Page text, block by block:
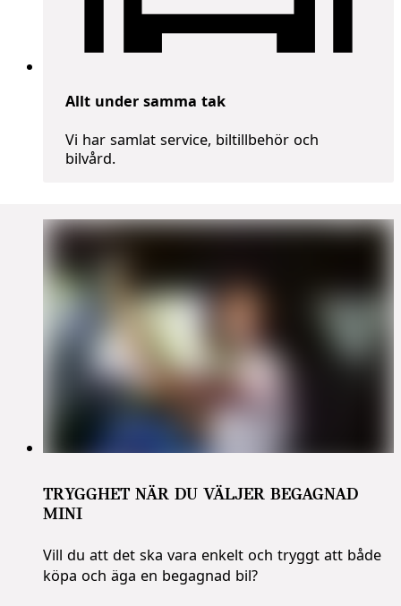
Allt under samma tak
Vi har samlat service, biltillbehör och
bilvård.
TRYGGHET NÄR DU VÄLJER BEGAGNAD
MINI
Vill du att det ska vara enkelt och tryggt att både
köpa och äga en begagnad bil?